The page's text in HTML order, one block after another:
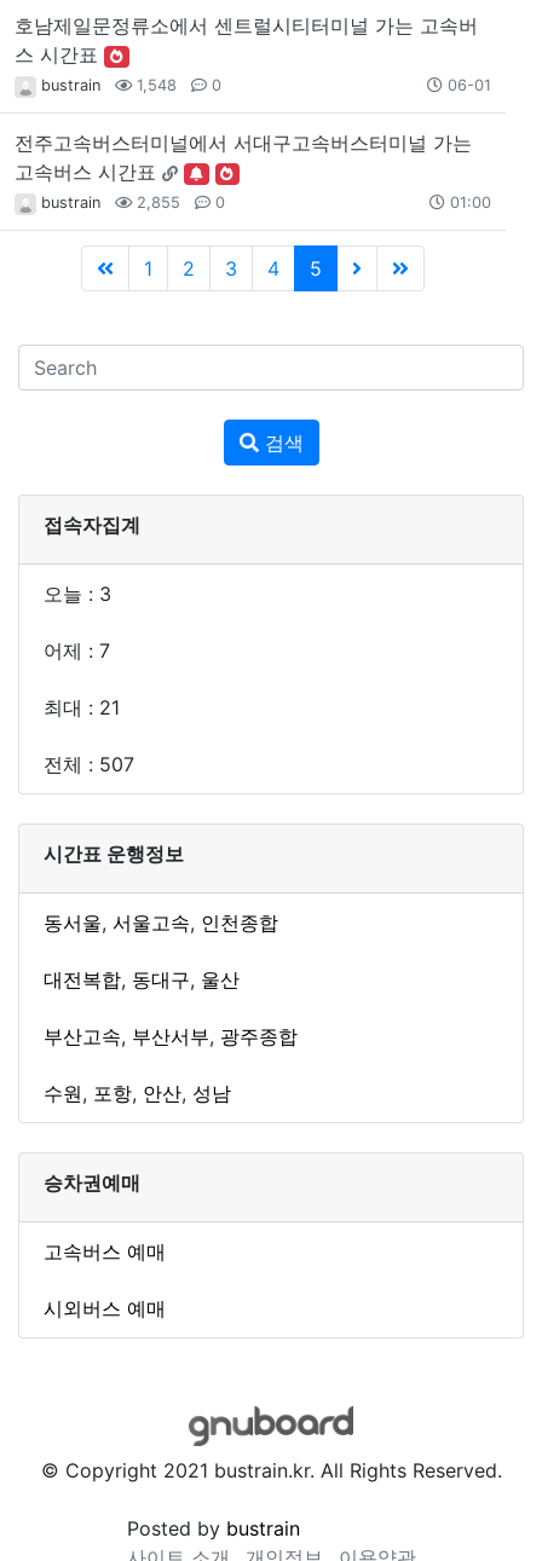
호남제일문정류소에서 센트럴시티터미널 가는 고속버
스 시간표
bustrain 1,548 0 06-01
전주고속버스터미널에서 서대구고속버스터미널 가는
고속버스 시간표
bustrain 2,855 0 01:00
1 2 3 4 5
검색
접속자집계
오늘 : 3
어제 : 7
최대 : 21
전체 : 507
시간표 운행정보
동서울, 서울고속, 인천종합
대전복합, 동대구, 울산
부산고속, 부산서부, 광주종합
수원, 포항, 안산, 성남
승차권예매
고속버스 예매
시외버스 예매
© Copyright 2021 bustrain.kr. All Rights Reserved.
Posted by bustrain